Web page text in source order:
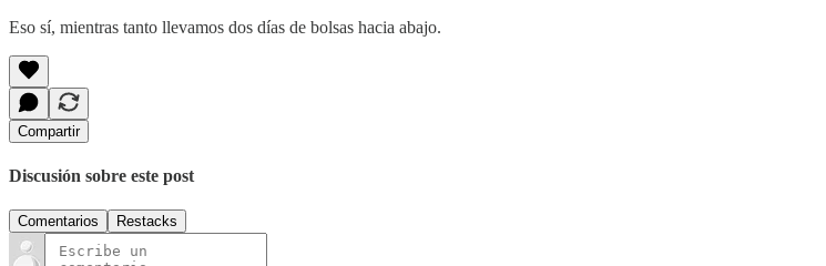
Eso sí, mientras tanto llevamos dos días de bolsas hacia abajo.
Compartir
Discusión sobre este post
Comentarios Restacks